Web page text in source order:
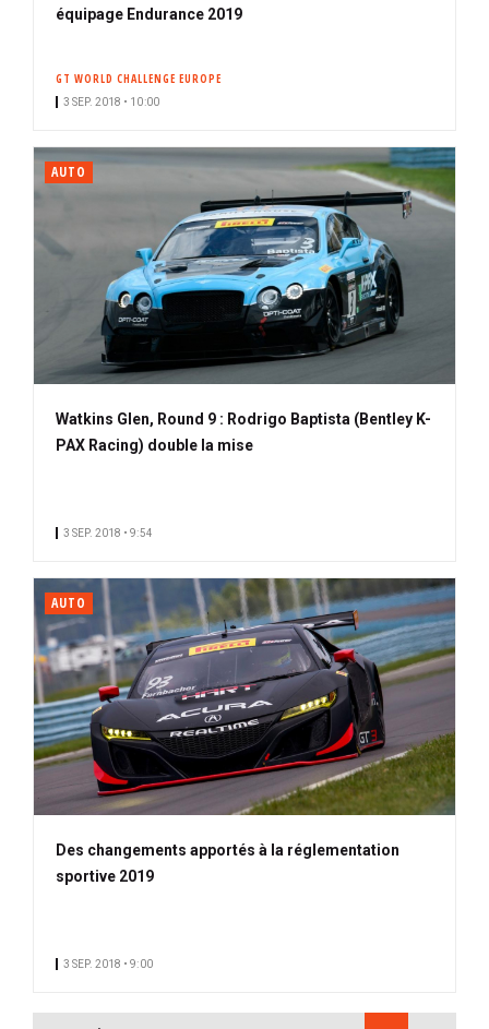
équipage Endurance 2019
GT WORLD CHALLENGE EUROPE
3 SEP. 2018 • 10:00
AUTO
Watkins Glen, Round 9 : Rodrigo Baptista (Bentley K-
PAX Racing) double la mise
3 SEP. 2018 • 9:54
AUTO
Des changements apportés à la réglementation
sportive 2019
3 SEP. 2018 • 9:00